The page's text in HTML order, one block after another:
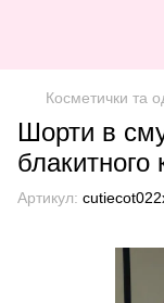
Косметички та
Шорти в
блакитного
Артикул: